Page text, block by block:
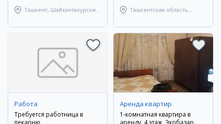
Ташкент, Шайхантахурский
Ташкентская область,
Работа
Требуется работница в
пекарню
Аренда квартир
1-комнатная квартира в
аренду, 4 этаж, Экобазар